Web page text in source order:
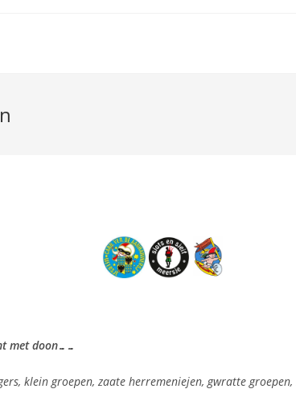
met doon……
klein groepen, zaate herremeniejen, gwratte